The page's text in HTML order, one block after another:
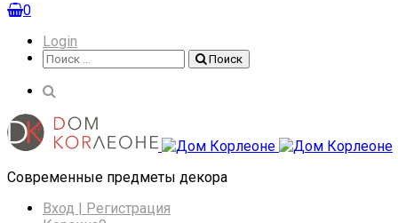
0
Login
Поиск
Поиск
Cовременные предметы декора
Вход | Регистрация